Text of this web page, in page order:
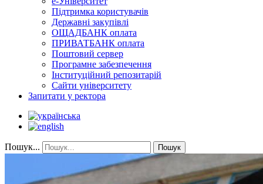
Підтримка користувачів
Державні закупівлі
ОЩАДБАНК оплата
ПРИВАТБАНК оплата
Поштовий сервер
Програмне забезпечення
Інституційний репозитарій
Сайти університету
Запитати у ректора
Пошук... Пошук